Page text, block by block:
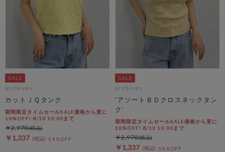
archives
カットＪＱタンク
期間限定タイムセールSALE価格から更に
10%OFF! 8/10 10:00まで
￥1,337 54％OFF
￥2,970
archives
’アソートＢＤクロスネックタン
ク’
期間限定タイムセールSALE価格から更に
10%OFF! 8/10 10:00まで
￥1,337 54％OFF
￥2,970